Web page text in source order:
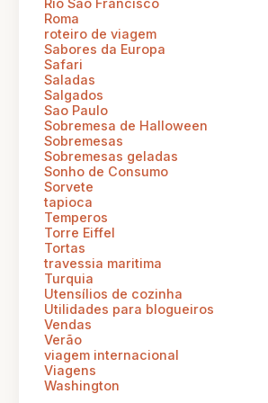
Rio Sao Francisco
Roma
roteiro de viagem
Sabores da Europa
Safari
Saladas
Salgados
Sao Paulo
Sobremesa de Halloween
Sobremesas
Sobremesas geladas
Sonho de Consumo
Sorvete
tapioca
Temperos
Torre Eiffel
Tortas
travessia maritima
Turquia
Utensílios de cozinha
Utilidades para blogueiros
Vendas
Verão
viagem internacional
Viagens
Washington